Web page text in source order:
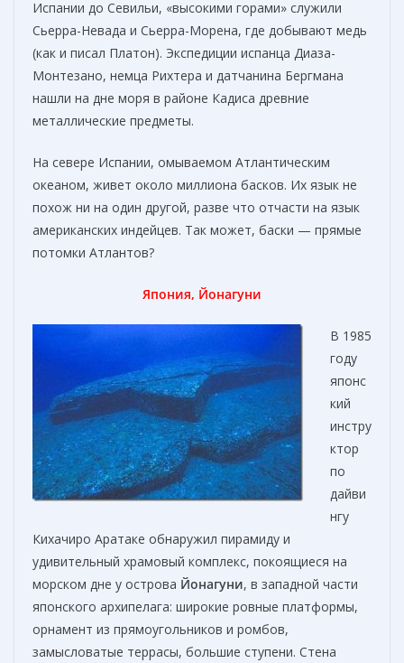
Испании до Севильи, «высокими горами» служили
Сьерра-Невада и Сьерра-Морена, где добывают медь
(как и писал Платон). Экспедиции испанца Диаза-
Монтезано, немца Рихтера и датчанина Бергмана
нашли на дне моря в районе Кадиса древние
металлические предметы.
На севере Испании, омываемом Атлантическим
океаном, живет около миллиона басков. Их язык не
похож ни на один другой, разве что отчасти на язык
американских индейцев. Так может, баски — прямые
потомки Атлантов?
Япония, Йонагуни
В 1985
году
японс
кий
инстру
ктор
по
дайви
нгу
Кихачиро Аратаке обнаружил пирамиду и
удивительный храмовый комплекс, покоящиеся на
морском дне у острова Йонагуни, в западной части
японского архипелага: широкие ровные платформы,
орнамент из прямоугольников и ромбов,
замысловатые террасы, большие ступени. Стена